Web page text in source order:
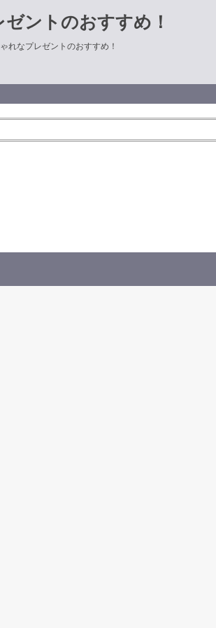
ントのおすすめ！
れなプレゼントのおすすめ！